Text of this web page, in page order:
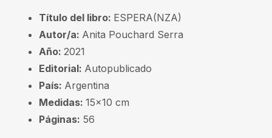
Título del libro: ESPERA(NZA)
Autor/a: Anita Pouchard Serra
Año: 2021
Editorial: Autopublicado
País: Argentina
Medidas: 15×10 cm
Páginas: 56